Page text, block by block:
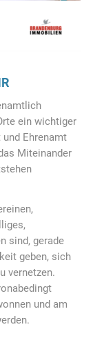
ein wichtiger
Ehrenamt
Miteinander
sind, gerade
geben, sich
vernetzen.
und am